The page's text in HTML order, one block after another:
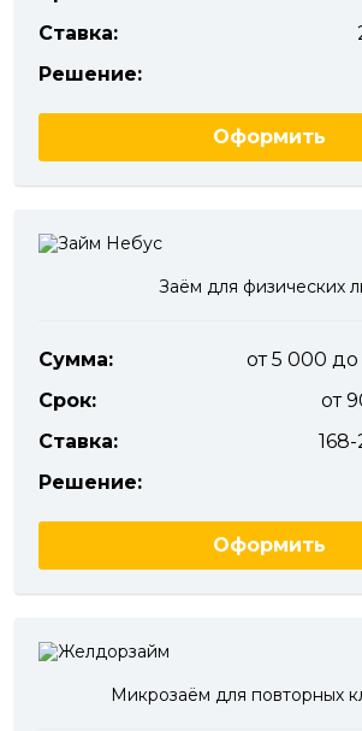
Ставка:
Решение:
Оформить
Заём для физических
Сумма:
от 5 000
Срок:
от
Ставка:
Решение:
Оформить
Микрозаём для повторных